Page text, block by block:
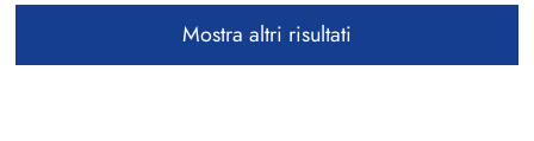
Mostra altri risultati